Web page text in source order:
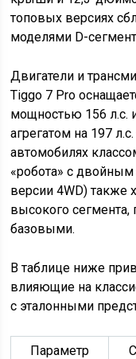
топовых версиях
моделями D-
Двигатели и
Tiggo 7 Pro
мощностью 156 л.с.
агрегатом на 197
автомобилях
«робота» с
версии 4WD) также
высокого сегмента,
базовыми.
В таблице ниже
влияющие на
с эталонными
Параметр